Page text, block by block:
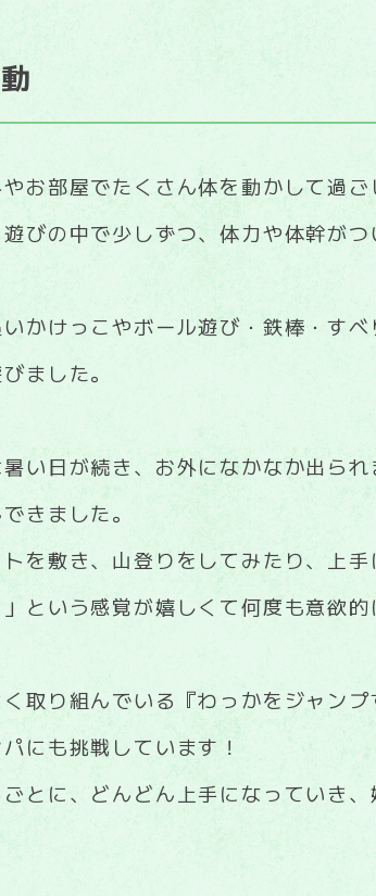
お部屋でたくさん体を動かして過ご
びの中で少しずつ、体力や体幹がつ
かけっこやボール遊び・鉄棒・す
ました。
い日が続き、お外になかなか出ら
きました。
を敷き、山登りをしてみたり、上
という感覚が嬉しくて何度も意欲的
取り組んでいる『わっかをジャン
にも挑戦しています！
とに、どんどん上手になっていき